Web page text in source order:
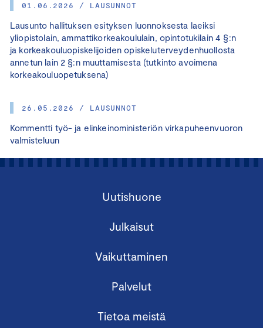
01.06.2026 / LAUSUNNOT
Lausunto hallituksen esityksen luonnoksesta laeiksi
yliopistolain, ammattikorkeakoululain, opintotukilain 4 §:n
ja korkeakouluopiskelijoiden opiskeluterveydenhuollosta
annetun lain 2 §:n muuttamisesta (tutkinto avoimena
korkeakouluopetuksena)
26.05.2026 / LAUSUNNOT
Kommentti työ- ja elinkeinoministeriön virkapuheenvuoron
valmisteluun
Uutishuone
Julkaisut
Vaikuttaminen
Palvelut
Tietoa meistä